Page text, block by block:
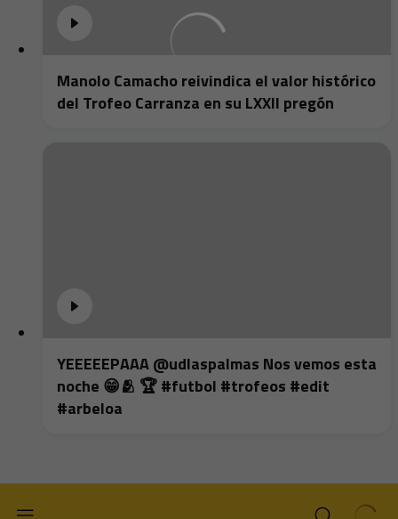
Manolo Camacho reivindica el valor histórico
del Trofeo Carranza en su LXXII pregón
YEEEEEPAAA @udlaspalmas Nos vemos esta
noche 😁🫂 🏆 #futbol #trofeos #edit
#arbeloa